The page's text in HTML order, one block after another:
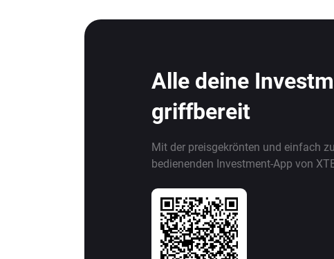
Alle deine
griffbereit
Mit der preisgekrönten und einfach zu
bedienenden Investment-App von